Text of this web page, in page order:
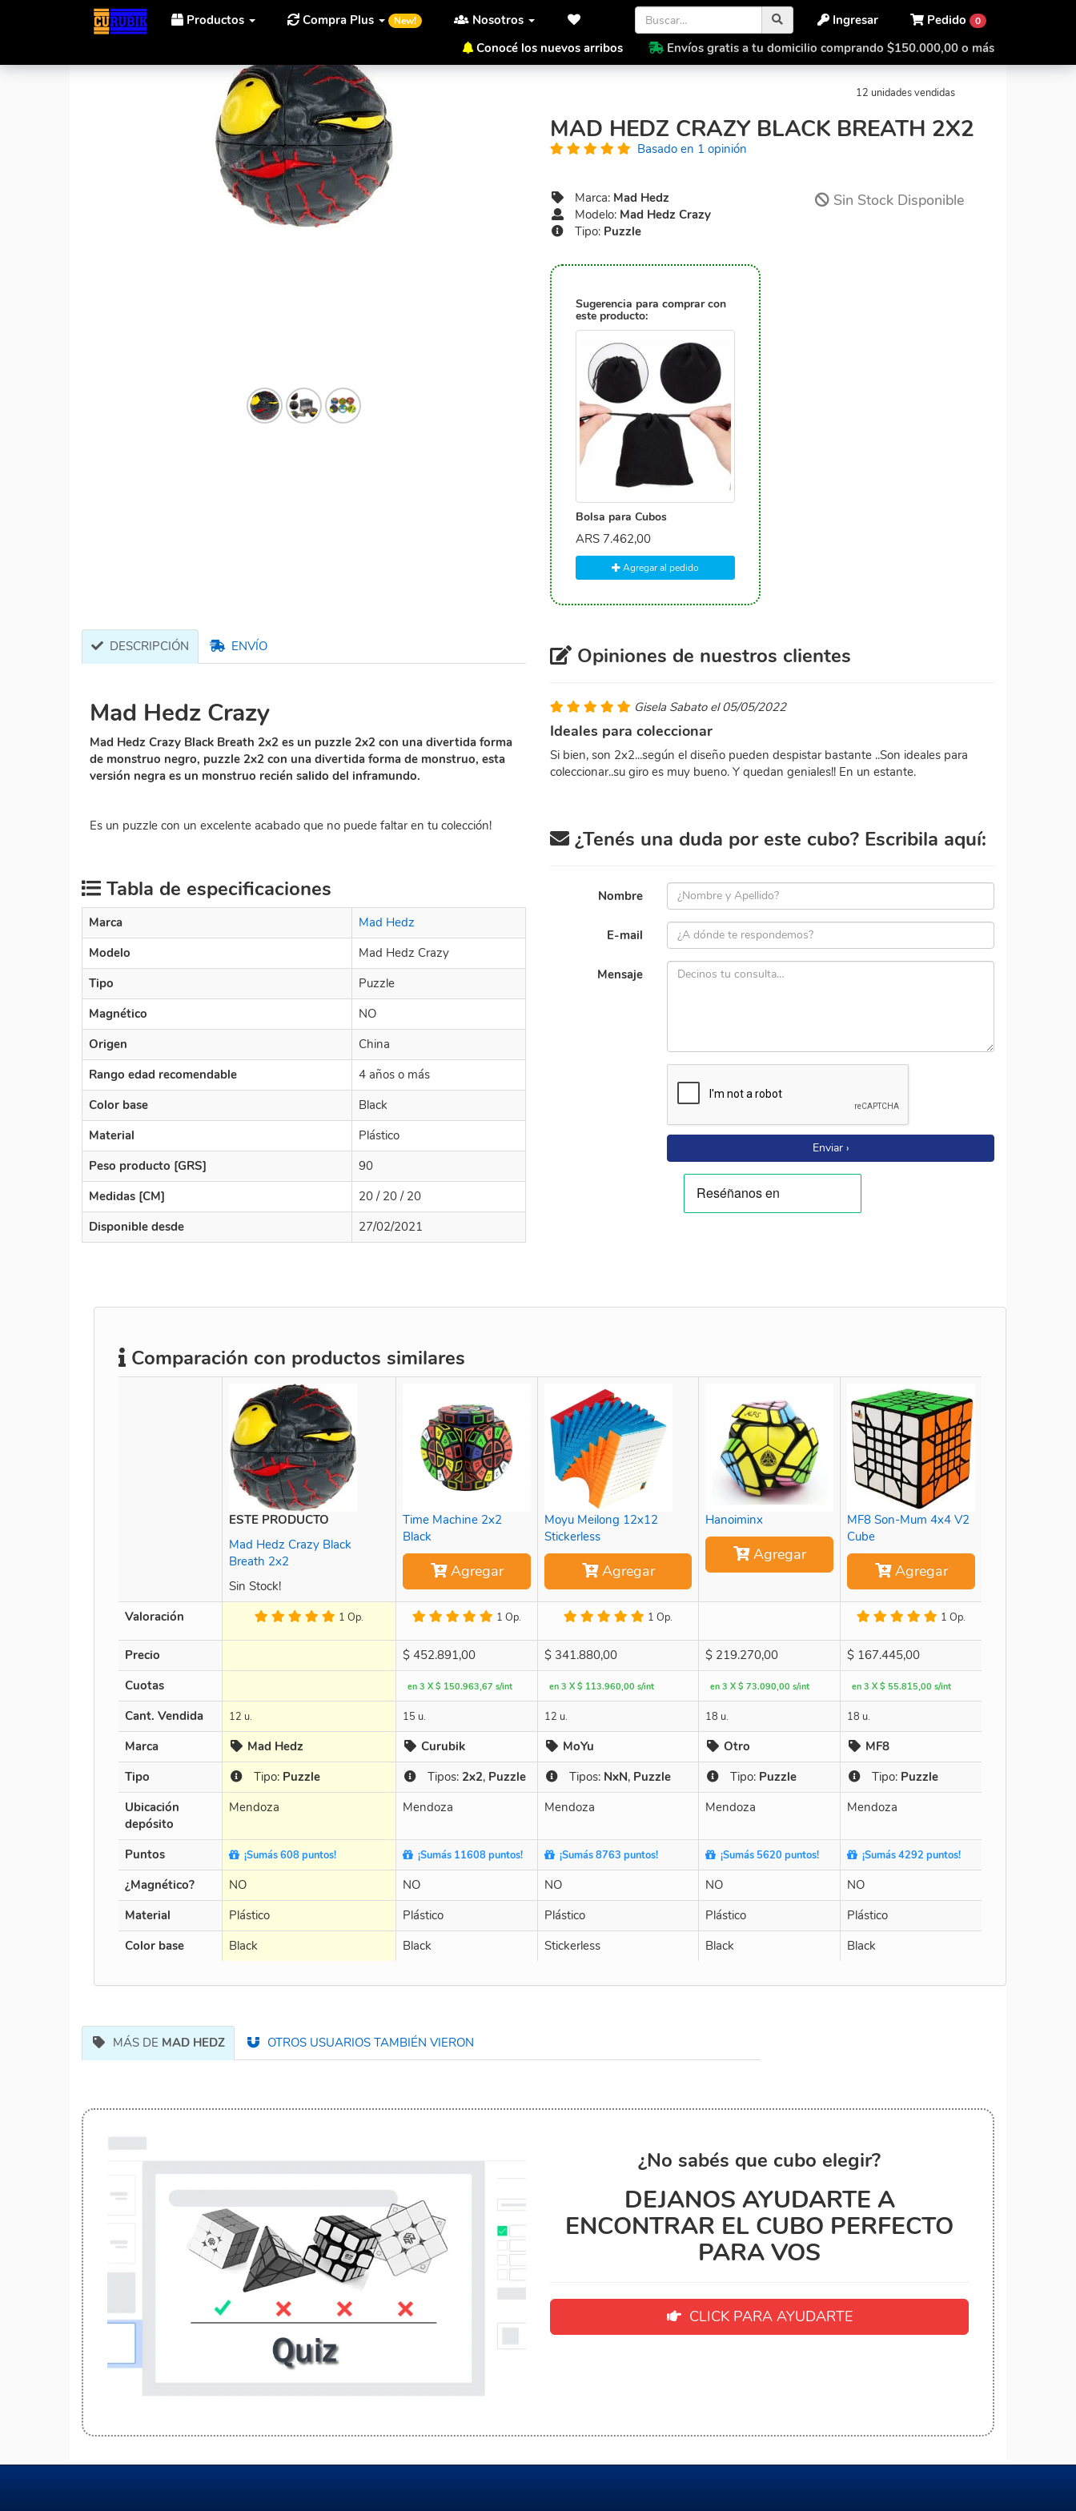
Productos Compra Plus New! Nosotros Pedido 0
Ingresar
Conocé los nuevos arribos
Envíos gratis a tu domicilio comprando $150.000,00 o más
Inicio Mad Hedz Mad Hedz Crazy Mad Hedz Crazy Black Breath 2x2
12 unidades vendidas
MAD HEDZ CRAZY BLACK BREATH 2X2
Basado en 1 opinión
Marca: Mad Hedz
Modelo: Mad Hedz Crazy
Tipo: Puzzle
Sugerencia para comprar con
este producto:
Bolsa para Cubos
ARS 7.462,00
Agregar al pedido
Sin Stock Disponible
DESCRIPCIÓN ENVÍO
Mad Hedz Crazy
Mad Hedz Crazy Black Breath 2x2 es un puzzle 2x2 con una divertida forma
de monstruo negro, puzzle 2x2 con una divertida forma de monstruo, esta
versión negra es un monstruo recién salido del inframundo.
Es un puzzle con un excelente acabado que no puede faltar en tu colección!
Tabla de especificaciones
Marca
Mad Hedz
Modelo
Mad Hedz Crazy
Tipo
Puzzle
Magnético
NO
Origen
China
Rango edad recomendable
4 años o más
Color base
Black
Material
Plástico
Peso producto [GRS]
90
Medidas [CM]
20 / 20 / 20
Disponible desde
27/02/2021
Opiniones de nuestros clientes
Gisela Sabato el 05/05/2022
Ideales para coleccionar
Si bien, son 2x2...según el diseño pueden despistar bastante ..Son ideales para
coleccionar..su giro es muy bueno. Y quedan geniales!! En un estante.
¿Tenés una duda por este cubo? Escribila aquí:
Nombre
E-mail
Mensaje
Enviar ›
Comparación con productos similares
ESTE PRODUCTO
Mad Hedz Crazy Black
Breath 2x2
Sin Stock!
Time Machine 2x2
Black
Agregar
Moyu Meilong 12x12
Stickerless
Agregar
Hanoiminx
Agregar
MF8 Son-Mum 4x4 V2
Cube
Agregar
Valoración 1 Op. 1 Op. 1 Op. 1 Op.
Precio $ 452.891,00 $ 341.880,00 $ 219.270,00 $ 167.445,00
Cuotas
en 3 X $ 150.963,67 s/int en 3 X $ 113.960,00 s/int en 3 X $ 73.090,00 s/int en 3 X $ 55.815,00 s/int
Cant. Vendida 12 u. 15 u. 12 u. 18 u. 18 u.
Marca Mad Hedz Curubik MoYu Otro
MF8
Tipo
Tipo: Puzzle Tipos: 2x2, Puzzle Tipos: NxN, Puzzle Tipo: Puzzle Tipo: Puzzle
Ubicación
depósito
Mendoza Mendoza Mendoza Mendoza Mendoza
Puntos ¡Sumás 608 puntos! ¡Sumás 11608 puntos! ¡Sumás 8763 puntos! ¡Sumás 5620 puntos! ¡Sumás 4292 puntos!
¿Magnético? NO NO NO NO
NO
Material
Plástico Plástico Plástico Plástico
Plástico
Color base
Black Black Stickerless Black Black
MÁS DE MAD HEDZ OTROS USUARIOS TAMBIÉN VIERON
¿No sabés que cubo elegir?
DEJANOS AYUDARTE A
ENCONTRAR EL CUBO PERFECTO
PARA VOS
CLICK PARA AYUDARTE